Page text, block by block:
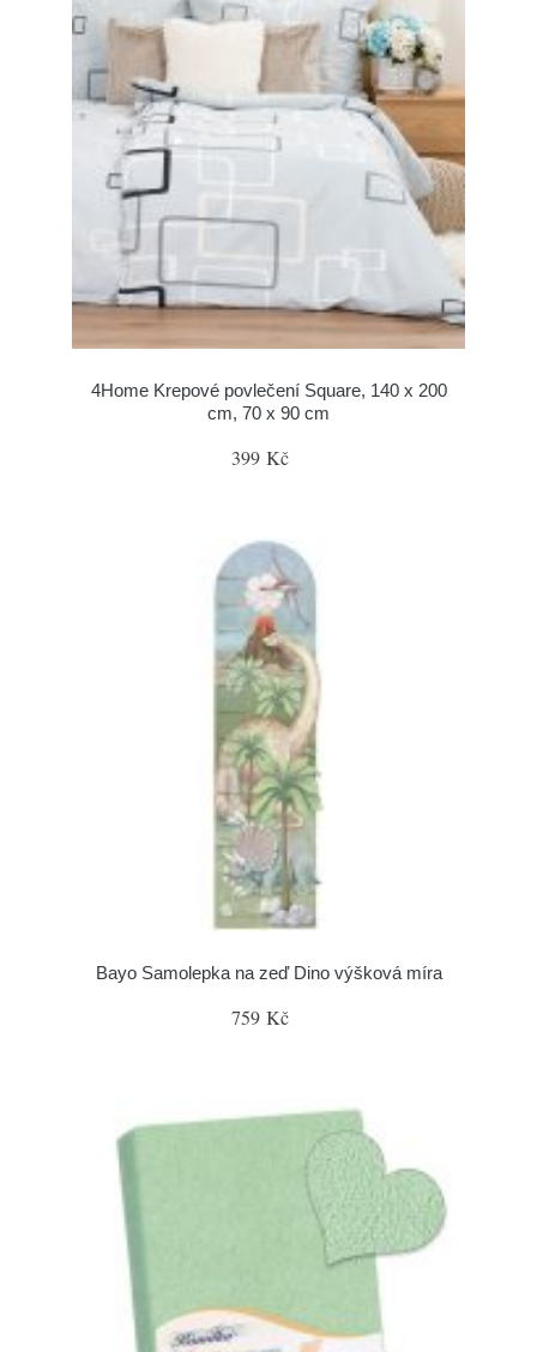
4Home Krepové povlečení Square, 140 x 200
cm, 70 x 90 cm
399 Kč
Bayo Samolepka na zeď Dino výšková míra
759 Kč